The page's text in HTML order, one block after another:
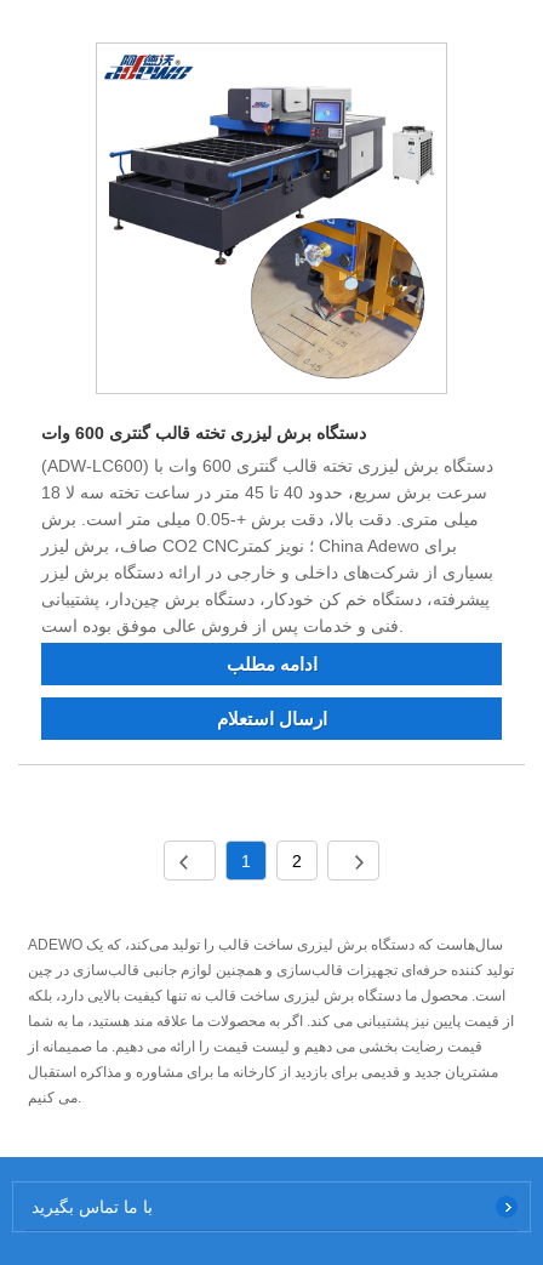
دستگاه برش لیزری تخته قالب گنتری 600 وات
(ADW-LC600) دستگاه برش لیزری تخته قالب گنتری 600 وات با
سرعت برش سریع، حدود 40 تا 45 متر در ساعت تخته سه لا 18
میلی متری. دقت بالا، دقت برش +-0.05 میلی متر است. برش
صاف، برش لیزر CO2 CNC؛ نویز کمتر China Adewo برای
بسیاری از شرکت‌های داخلی و خارجی در ارائه دستگاه برش لیزر
پیشرفته، دستگاه خم کن خودکار، دستگاه برش چین‌دار، پشتیبانی
ادامه مطلب
ارسال استعلام
1 2
ADEWO سال‌هاست که دستگاه برش لیزری ساخت قالب را تولید می‌کند، که یک
تولید کننده حرفه‌ای تجهیزات قالب‌سازی و همچنین لوازم جانبی قالب‌سازی در چین
است. محصول ما دستگاه برش لیزری ساخت قالب نه تنها کیفیت بالایی دارد، بلکه
از قیمت پایین نیز پشتیبانی می کند. اگر به محصولات ما علاقه مند هستید، ما به شما
قیمت رضایت بخشی می دهیم و لیست قیمت را ارائه می دهیم. ما صمیمانه از
مشتریان جدید و قدیمی برای بازدید از کارخانه ما برای مشاوره و مذاکره استقبال
با ما تماس بگیرید